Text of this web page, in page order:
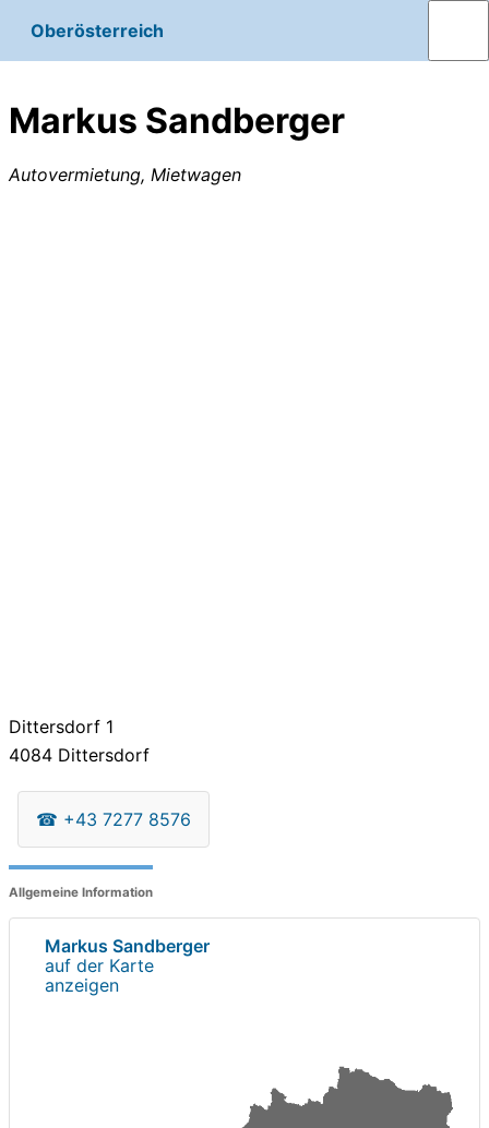
Oberösterreich
Markus Sandberger
Autovermietung, Mietwagen
Dittersdorf 1
4084 Dittersdorf
☎ +43 7277 8576
Allgemeine Information
Markus Sandberger
auf der Karte
anzeigen